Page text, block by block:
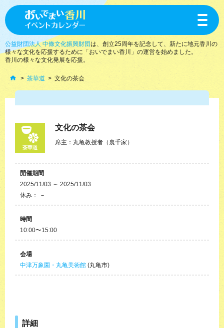
toggle
公益財団法人 中條文化振興財団は、創立25周年を記念して、新たに地元香川の
様々な文化を応援するために「おいでまい香川」の運営を始めました。
香川の様々な文化発展を応援。
茶華道 文化の茶会
茶華道
文化の茶会
席主：丸亀教授者（裏千家）
開催期間
2025/11/03 ～ 2025/11/03
休み： －
時間
10:00〜15:00
会場
中津万象園・丸亀美術館 (丸亀市)
詳細